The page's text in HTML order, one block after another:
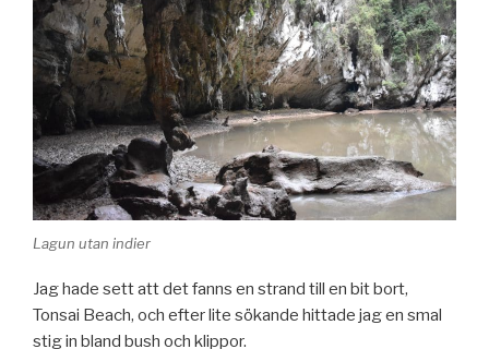
Lagun utan indier
Jag hade sett att det fanns en strand till en bit bort,
Tonsai Beach, och efter lite sökande hittade jag en smal
stig in bland bush och klippor.